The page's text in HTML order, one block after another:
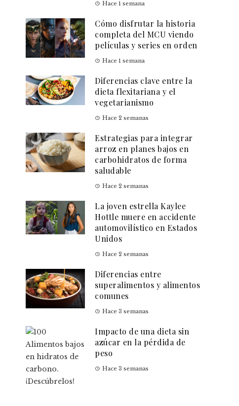
Hace 1 semana
Cómo disfrutar la historia
completa del MCU viendo
películas y series en orden
Hace 1 semana
Diferencias clave entre la
dieta flexitariana y el
vegetarianismo
Hace 2 semanas
Estrategias para integrar
arroz en planes bajos en
carbohidratos de forma
saludable
Hace 2 semanas
La joven estrella Kaylee
Hottle muere en accidente
automovilístico en Estados
Unidos
Hace 2 semanas
Diferencias entre
superalimentos y alimentos
comunes
Hace 3 semanas
Impacto de una dieta sin
azúcar en la pérdida de
peso
Hace 3 semanas